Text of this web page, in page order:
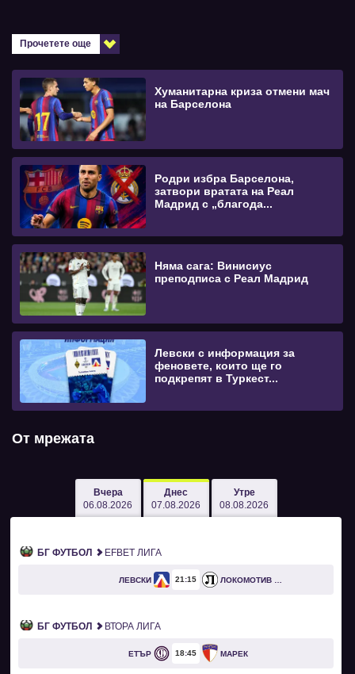
Прочетете още
Хуманитарна криза отмени мач
на Барселона
Родри избра Барселона,
затвори вратата на Реал
Мадрид с „благода...
Няма сага: Винисиус
преподписа с Реал Мадрид
Левски с информация за
феновете, които ще го
подкрепят в Туркест...
От мрежата
Вчера
06.08.2026
Днес
07.08.2026
Утре
08.08.2026
БГ ФУТБОЛ EFBET ЛИГА
ЛЕВСКИ 21 15
БГ ФУТБОЛ ВТОРА ЛИГА
ЕТЪР 18 45 МАРЕК